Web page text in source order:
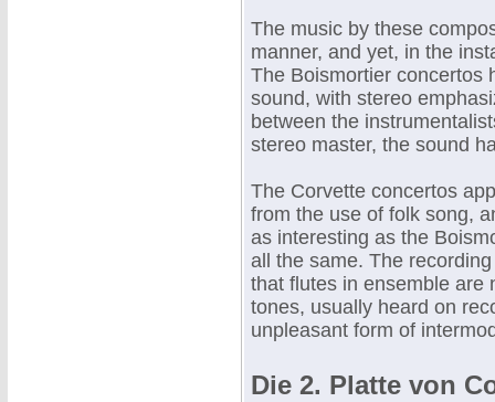
The music by these
manner, and yet, in the
The Boismortier concertos
sound, with stereo
between the
stereo master, the sound
The Corvette concertos
from the use of folk song,
as interesting as the
all the same. The
that flutes in ensemble are
tones, usually heard on
unpleasant form of
Die 2. Platte von